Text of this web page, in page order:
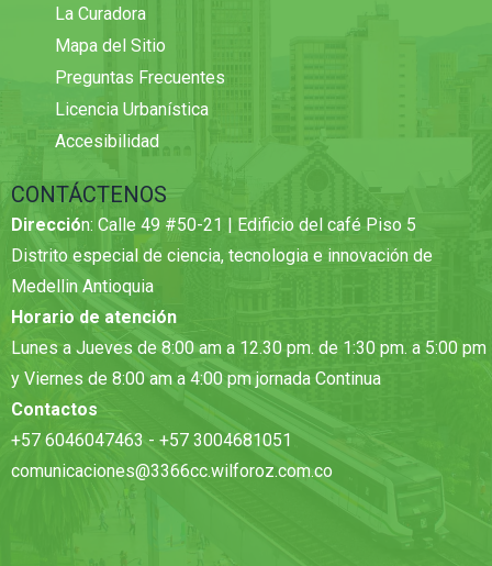
La Curadora
Mapa del Sitio
Preguntas Frecuentes
Licencia Urbanística
Accesibilidad
CONTÁCTENOS
Dirección: Calle 49 #50-21 | Edificio del café Piso 5
Distrito especial de ciencia, tecnologia e innovación de
Medellin Antioquia
Horario de atención
Lunes a Jueves de 8:00 am a 12.30 pm. de 1:30 pm. a 5:00 pm
y Viernes de 8:00 am a 4:00 pm jornada Continua
Contactos
+57 6046047463 - +57 3004681051
comunicaciones@3366cc.wilforoz.com.co